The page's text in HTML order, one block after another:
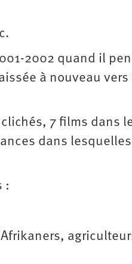
2002 quand il
à nouveau
7 films dans
dans
: